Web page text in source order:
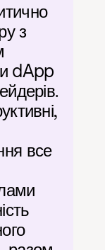
з
dApp
все